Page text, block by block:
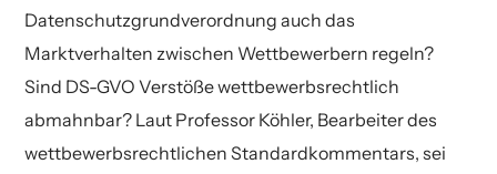
Datenschutzgrundverordnung auch das
Marktverhalten zwischen Wettbewerbern regeln?
Sind DS-GVO Verstöße wettbewerbsrechtlich
abmahnbar? Laut Professor Köhler, Bearbeiter des
wettbewerbsrechtlichen Standardkommentars, sei